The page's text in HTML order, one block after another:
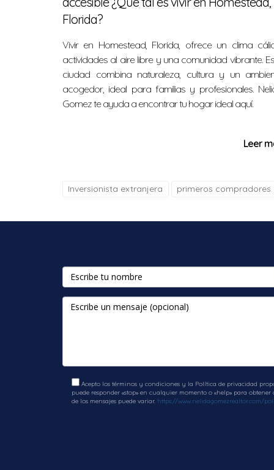
tener al menos un puntaje de 580 para
¿Qué ocurre si no puedo realizar un
Si no puedes realizar un pago inicial
resultar en pagos mensuales más altos a lo
¿Es más fácil calificar para un
Sí, generalmente los prestamistas son más
¿Cuánto tiempo tardan los
Florida?
Vivir en Homestead, Florida, ofrece un clima
actividades al aire libre y una comunidad vibrante.
ciudad combina naturaleza, cultura y un
acogedor, ideal para familias y profesionales.
Gomez te ayuda a encontrar tu hogar ideal aquí.
Leer
Inversionista extranjera primeros compradores
Acepto los términos y condiciones y la Política de privacidad
puede responder «stop» en cualquier momento o «help» para
de los mensajes puede variar. https://www.nelidagomezrealtor.com/